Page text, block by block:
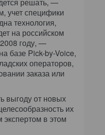
учет специфики
технология,
на российском
году, —
базе Pick-by-Voice,
операторов,
заказа или
выгоду от новых
их
в этом